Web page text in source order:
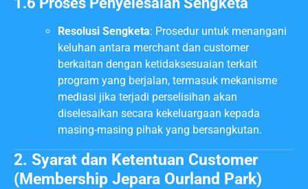
Resolusi Sengketa: Prosedur untuk menangani
keluhan antara merchant dan customer
berkaitan dengan ketidaksesuaian terkait
program yang berjalan, termasuk mekanisme
mediasi jika terjadi perselisihan akan
diselesaikan secara kekeluargaan kepada
masing-masing pihak yang bersangkutan.
2. Syarat dan Ketentuan Customer
(Membership Jepara Ourland Park)